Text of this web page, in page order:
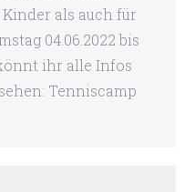
als auch für
04.06.2022 bis
ihr alle Infos
Tenniscamp